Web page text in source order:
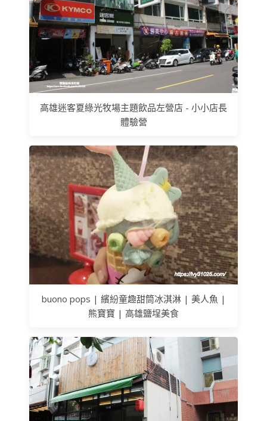
高雄迷客夏綠光牧場主題飲品左營店 - 小小店長
體驗營
buono pops | 繽紛童趣甜筒冰淇淋 | 美人魚 |
熊寶寶 | 高雄鹽埕美食